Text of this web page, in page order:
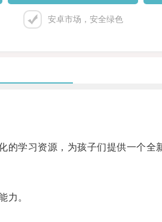
安卓市场，安全绿色
学习资源，为孩子们提供一个全
力。